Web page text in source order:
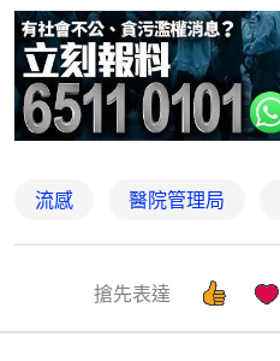
流感 醫院管理局
搶先表達